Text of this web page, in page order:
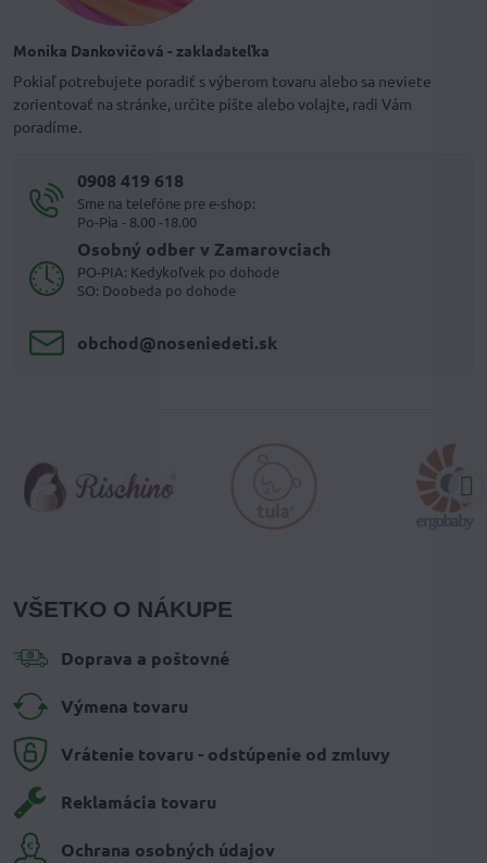
Monika Dankovičová - zakladateľka
Pokiaľ potrebujete poradiť s výberom tovaru alebo sa neviete
zorientovať na stránke, určite píšte alebo volajte, radi Vám
poradíme.
0908 419 618
Sme na telefóne pre e-shop:
Po-Pia - 8.00 -18.00
Osobný odber v Zamarovciach
PO-PIA: Kedykoľvek po dohode
SO: Doobeda po dohode
obchod​@noseniedeti​.sk
VŠETKO O NÁKUPE
Doprava a poštovné
Výmena tovaru
Vrátenie tovaru - odstúpenie od zmluvy
Reklamácia tovaru
Ochrana osobných údajov